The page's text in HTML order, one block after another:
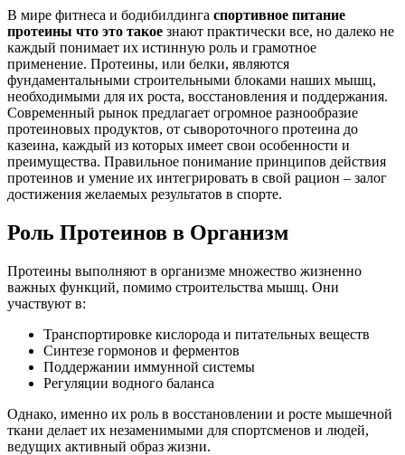
В мире фитнеса и бодибилдинга спортивное питание
протеины что это такое знают практически все, но далеко не
каждый понимает их истинную роль и грамотное
применение. Протеины, или белки, являются
фундаментальными строительными блоками наших мышц,
необходимыми для их роста, восстановления и поддержания.
Современный рынок предлагает огромное разнообразие
протеиновых продуктов, от сывороточного протеина до
казеина, каждый из которых имеет свои особенности и
преимущества. Правильное понимание принципов действия
протеинов и умение их интегрировать в свой рацион – залог
достижения желаемых результатов в спорте.
Роль Протеинов в Организм
Протеины выполняют в организме множество жизненно
важных функций, помимо строительства мышц. Они
участвуют в:
Транспортировке кислорода и питательных веществ
Синтезе гормонов и ферментов
Поддержании иммунной системы
Регуляции водного баланса
Однако, именно их роль в восстановлении и росте мышечной
ткани делает их незаменимыми для спортсменов и людей,
ведущих активный образ жизни.